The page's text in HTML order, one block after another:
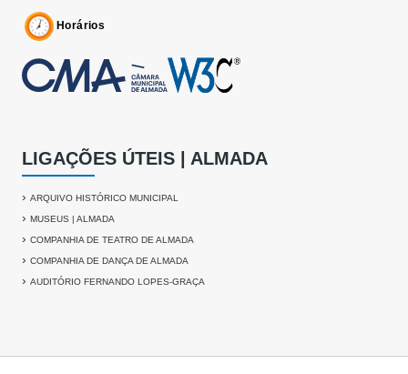
Horários
LIGAÇÕES ÚTEIS | ALMADA
› ARQUIVO HISTÓRICO MUNICIPAL
› MUSEUS | ALMADA
› COMPANHIA DE TEATRO DE ALMADA
› COMPANHIA DE DANÇA DE ALMADA
› AUDITÓRIO FERNANDO LOPES-GRAÇA